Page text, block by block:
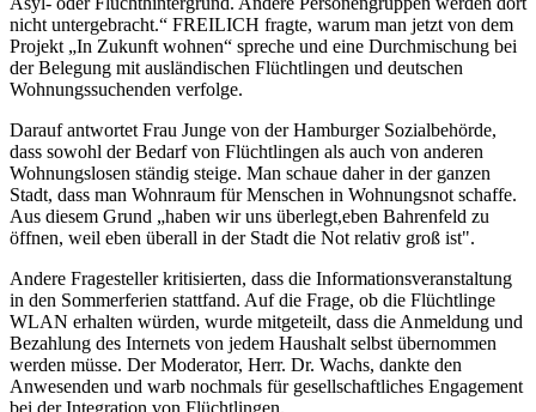
nicht untergebracht.“ FREILICH fragte, warum man jetzt von dem
Projekt „In Zukunft wohnen“ spreche und eine Durchmischung bei
der Belegung mit ausländischen Flüchtlingen und deutschen
Wohnungssuchenden verfolge.
Darauf antwortet Frau Junge von der Hamburger Sozialbehörde,
dass sowohl der Bedarf von Flüchtlingen als auch von anderen
Wohnungslosen ständig steige. Man schaue daher in der ganzen
Stadt, dass man Wohnraum für Menschen in Wohnungsnot schaffe.
Aus diesem Grund „haben wir uns überlegt,eben Bahrenfeld zu
öffnen, weil eben überall in der Stadt die Not relativ groß ist".
Andere Fragesteller kritisierten, dass die Informationsveranstaltung
in den Sommerferien stattfand. Auf die Frage, ob die Flüchtlinge
WLAN erhalten würden, wurde mitgeteilt, dass die Anmeldung und
Bezahlung des Internets von jedem Haushalt selbst übernommen
werden müsse. Der Moderator, Herr. Dr. Wachs, dankte den
Anwesenden und warb nochmals für gesellschaftliches Engagement
bei der Integration von Flüchtlingen.